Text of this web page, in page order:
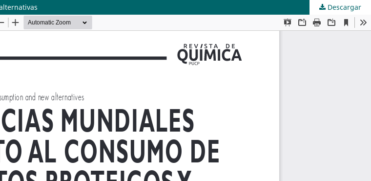
Descargar